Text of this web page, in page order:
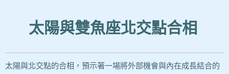
太陽與雙魚座北交點合相
太陽與北交點的合相，預示著一場將外部機會與內在成長結合的